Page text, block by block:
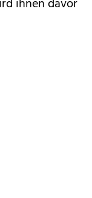
ihnen davor